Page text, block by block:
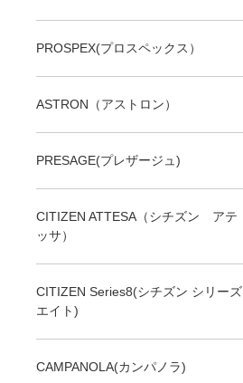
PROSPEX(プロスペックス）
ASTRON（アストロン）
PRESAGE(プレザージュ)
CITIZEN ATTESA（シチズン アテ
ッサ）
CITIZEN Series8(シチズン シリーズ
エイト)
CAMPANOLA(カンパノラ)